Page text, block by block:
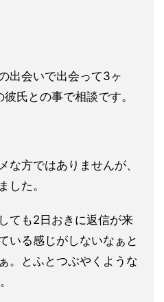
出会いで出会って3ヶ
氏との事で相談です。
な方ではありませんが、
した。
ても2日おきに返信が来
いる感じがしないなぁと
。とふとつぶやくような